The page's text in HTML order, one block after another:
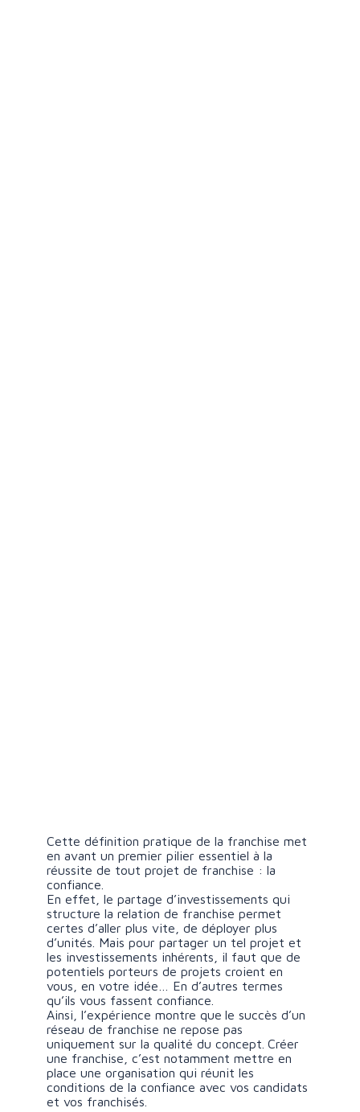
Cette définition pratique de la franchise met
en avant un premier pilier essentiel à la
réussite de tout projet de franchise : la
confiance.
En effet, le partage d’investissements qui
structure la relation de franchise permet
certes d’aller plus vite, de déployer plus
d’unités. Mais pour partager un tel projet et
les investissements inhérents, il faut que de
potentiels porteurs de projets croient en
vous, en votre idée… En d’autres termes
qu’ils vous fassent confiance.
Ainsi, l’expérience montre que le succès d’un
réseau de franchise ne repose pas
uniquement sur la qualité du concept. Créer
une franchise, c’est notamment mettre en
place une organisation qui réunit les
conditions de la confiance avec vos candidats
et vos franchisés.